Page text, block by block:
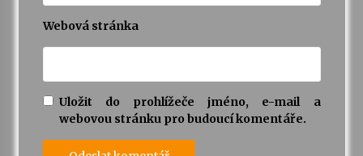
Webová stránka
Uložit do prohlížeče jméno, e-mail a
webovou stránku pro budoucí komentáře.